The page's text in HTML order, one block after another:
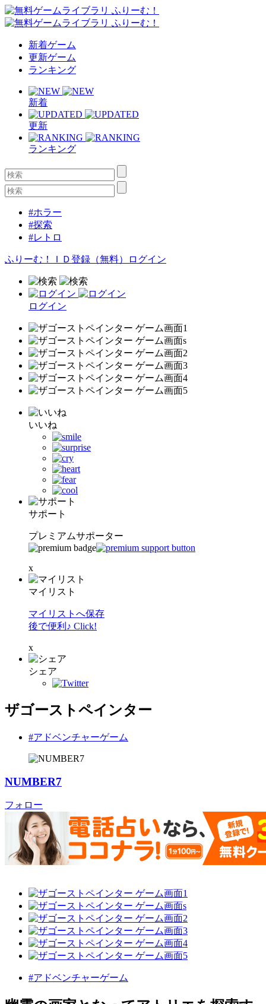
新着ゲーム
更新ゲーム
ランキング
新着
更新
ランキング
#ホラー
#探索
#レトロ
ふりーむ！ＩＤ登録（無料） ログイン
ログイン
いいね
サポート
プレミアムサポーター
x
マイリスト
マイリストへ保存
後で便利♪ Click!
x
シェア
ザゴーストペインター
#アドベンチャーゲーム
NUMBER7
フォロー
#アドベンチャーゲーム